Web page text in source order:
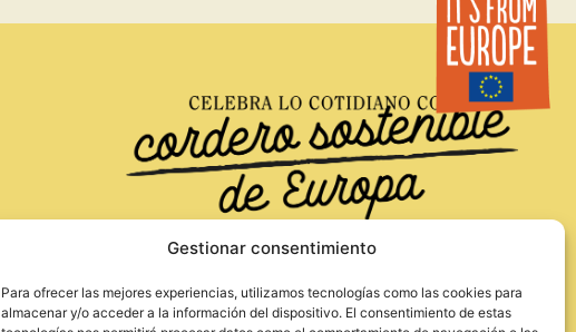
Gestionar consentimiento
Para ofrecer las mejores experiencias, utilizamos tecnologías como las cookies para
almacenar y/o acceder a la información del dispositivo. El consentimiento de estas